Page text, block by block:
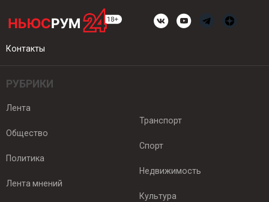
Контакты
РУБРИКИ
Лента
Общество
Политика
Лента мнений
Транспорт
Спорт
Недвижимость
Культура